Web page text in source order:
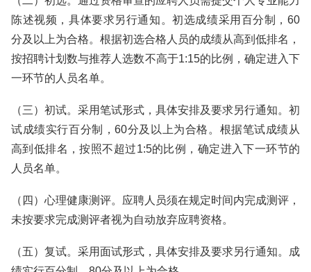
陈述视频，具体要求另行通知。初选成绩采用百分制，60
分及以上为合格。根据初选合格人员的成绩从高到低排名，
按招聘计划数与推荐人选数不高于1:15的比例，确定进入下
一环节的人员名单。
（三）初试。采用笔试形式，具体安排及要求另行通知。初
试成绩实行百分制，60分及以上为合格。根据笔试成绩从
高到低排名，按照不超过1:5的比例，确定进入下一环节的
人员名单。
（四）心理健康测评。应聘人员须在规定时间内完成测评，
未按要求完成测评者视为自动放弃应聘资格。
（五）复试。采用面试形式，具体安排及要求另行通知。成